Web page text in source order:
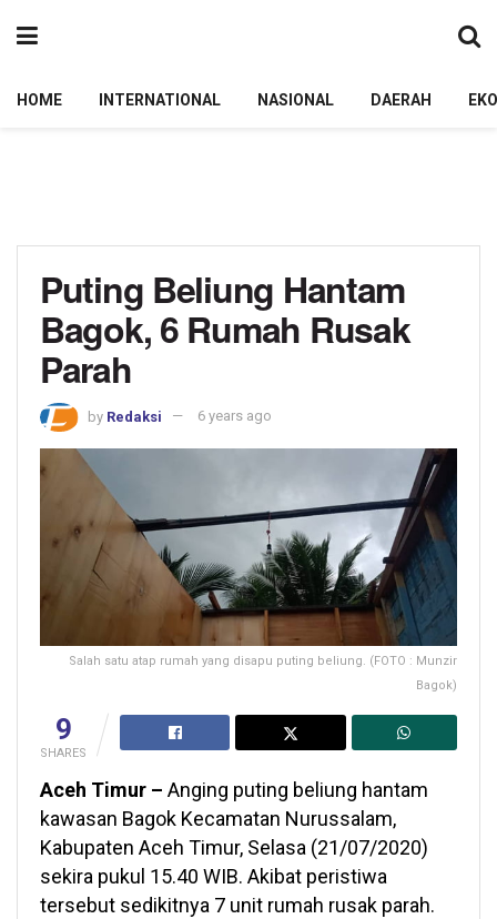
HOME INTERNATIONAL NASIONAL DAERAH
Puting Beliung Hantam
Bagok, 6 Rumah Rusak
Parah
by Redaksi 6 years ago
Salah satu atap rumah yang disapu puting beliung. (FOTO : Munzir
Bagok)
9
SHARES
Aceh Timur – Anging puting beliung hantam
kawasan Bagok Kecamatan Nurussalam,
Kabupaten Aceh Timur, Selasa (21/07/2020)
sekira pukul 15.40 WIB. Akibat peristiwa
tersebut sedikitnya 7 unit rumah rusak parah.